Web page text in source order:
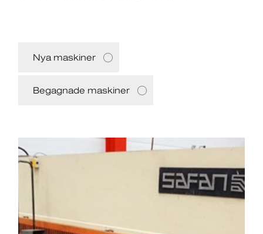
Nya maskiner
Begagnade maskiner